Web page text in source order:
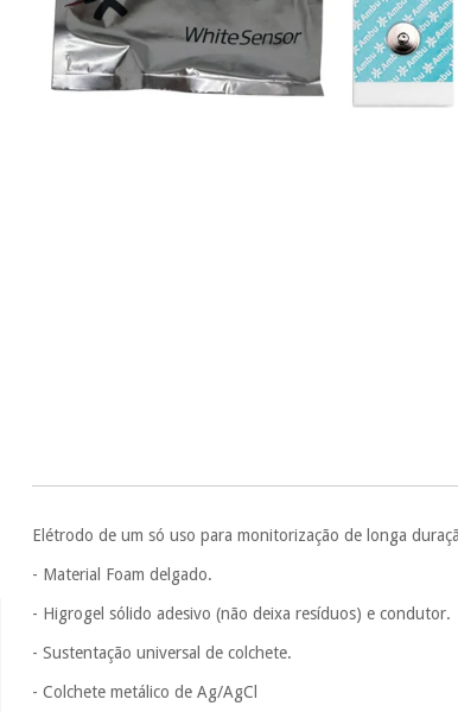
Elétrodo de um só uso para monitorização de longa
- Material Foam delgado.
- Higrogel sólido adesivo (não deixa resíduos) e condutor.
- Sustentação universal de colchete.
- Colchete metálico de Ag/AgCl